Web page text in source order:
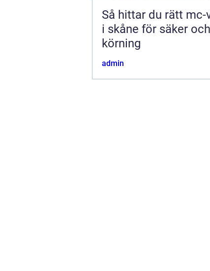
Så hittar du rätt mc-
i skåne för säker
körning
admin